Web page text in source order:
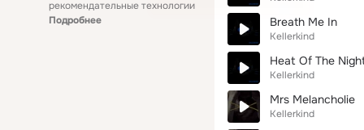
рекомендательные технологии
Подробнее
Breath Me In
Kellerkind
Heat Of The
Kellerkind
Mrs Melancholie
Kellerkind